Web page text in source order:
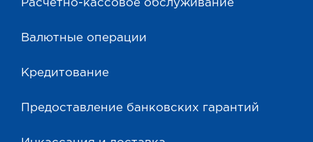
Расчетно-кассовое обслуживание
Валютные операции
Кредитование
Предоставление банковских гарантий